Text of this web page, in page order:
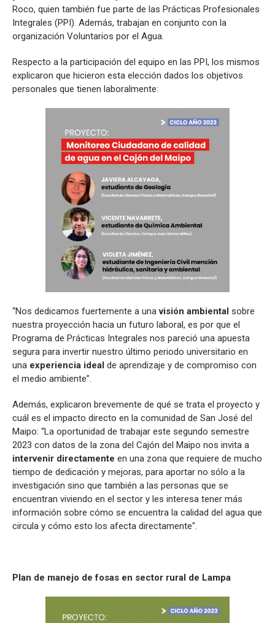
Roco, quien también fue parte de las Prácticas Profesionales
Integrales (PPI). Además, trabajan en conjunto con la
organización Voluntarios por el Agua.
Respecto a la participación del equipo en las PPI, los mismos
explicaron que hicieron esta elección dados los objetivos
personales que tienen laboralmente:
“Nos dedicamos fuertemente a unavisión ambiental sobre
nuestra proyección hacia un futuro laboral, es por que el
Programa de Prácticas Integrales nos pareció una apuesta
segura para invertir nuestro último periodo universitario en
una experiencia ideal de aprendizaje y de compromiso con
el medio ambiente”.
Además, explicaron brevemente de qué se trata el proyecto y
cuál es el impacto directo en la comunidad de San José del
Maipo: “La oportunidad de trabajar este segundo semestre
2023 con datos de la zona del Cajón del Maipo nos invita a
intervenir directamente en una zona que requiere de mucho
tiempo de dedicación y mejoras, para aportar no sólo a la
investigación sino que también a las personas que se
encuentran viviendo en el sector y les interesa tener más
información sobre cómo se encuentra la calidad del agua que
circula y cómo esto los afecta directamente".
Plan de manejo de fosas en sector rural de Lampa